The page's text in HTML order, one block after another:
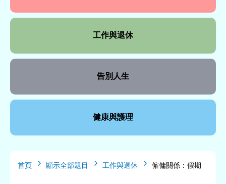
工作與退休
告別人生
健康與護理
首頁 5 顯示全部題目 5 工作與退休 5 僱傭關係：假期